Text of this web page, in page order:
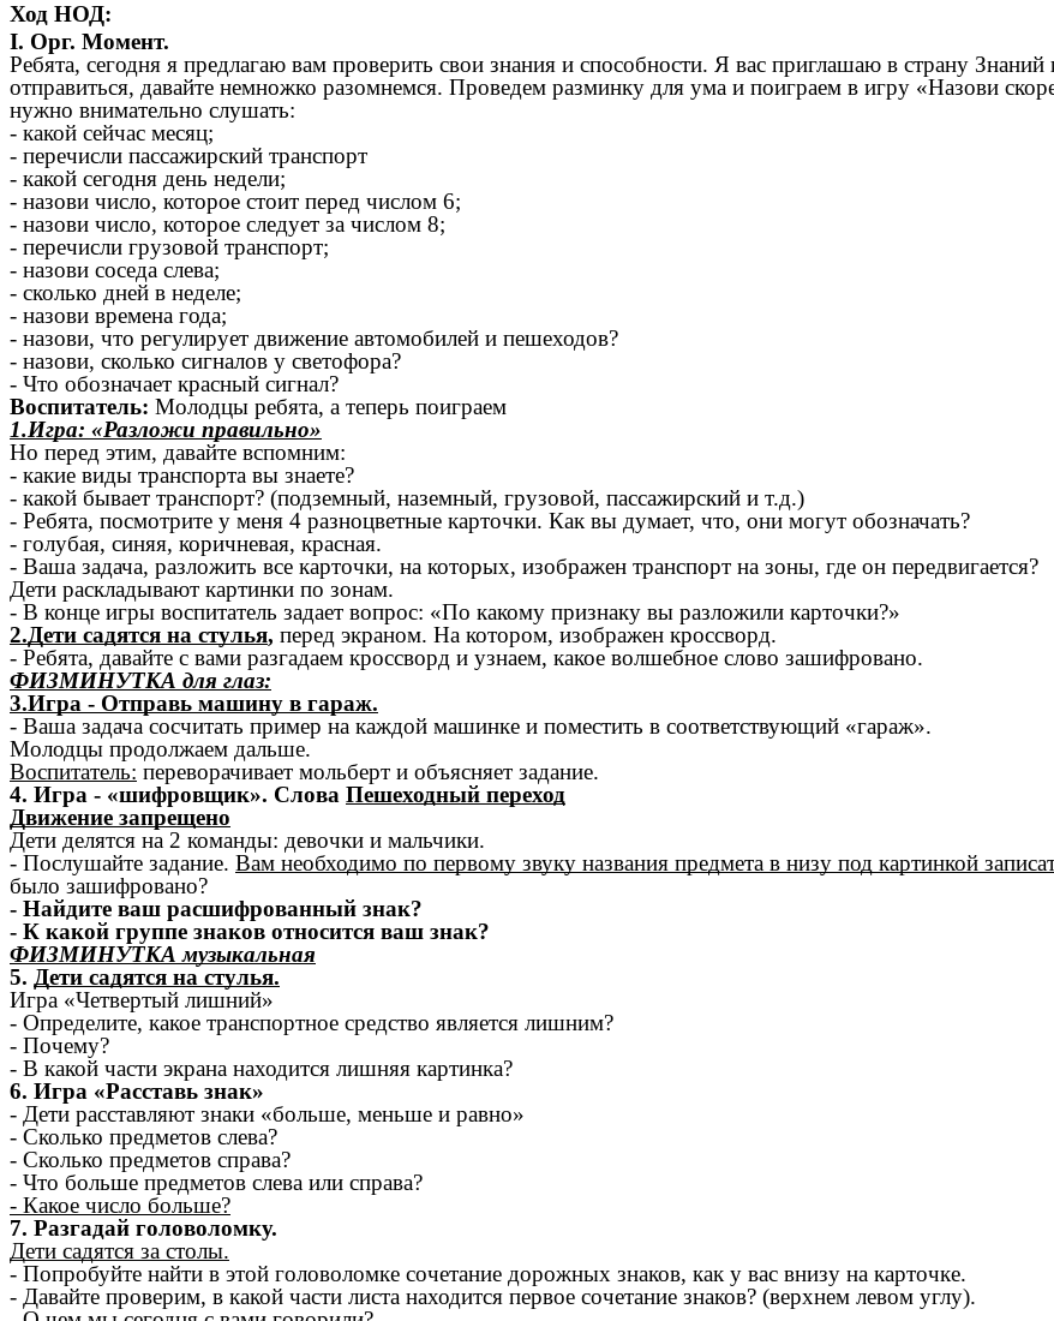
Ход НОД:
I. Орг. Момент.
Ребята, сегодня я предлагаю вам проверить свои знания и способности. Я вас приглашаю в страну
отправиться, давайте немножко разомнемся. Проведем разминку для ума и поиграем в игру «Назови
нужно внимательно слушать:
- какой сейчас месяц;
- перечисли пассажирский транспорт
- какой сегодня день недели;
- назови число, которое стоит перед числом 6;
- назови число, которое следует за числом 8;
- перечисли грузовой транспорт;
- назови соседа слева;
- сколько дней в неделе;
- назови времена года;
- назови, что регулирует движение автомобилей и пешеходов?
- назови, сколько сигналов у светофора?
- Что обозначает красный сигнал?
Воспитатель: Молодцы ребята, а теперь поиграем
1.Игра: «Разложи правильно»
Но перед этим, давайте вспомним:
- какие виды транспорта вы знаете?
- какой бывает транспорт? (подземный, наземный, грузовой, пассажирский и т.д.)
- Ребята, посмотрите у меня 4 разноцветные карточки. Как вы думает, что, они могут обозначать?
- голубая, синяя, коричневая, красная.
- Ваша задача, разложить все карточки, на которых, изображен транспорт на зоны, где он передвигается?
Дети раскладывают картинки по зонам.
- В конце игры воспитатель задает вопрос: «По какому признаку вы разложили карточки?»
2.Дети садятся на стулья, перед экраном. На котором, изображен кроссворд.
- Ребята, давайте с вами разгадаем кроссворд и узнаем, какое волшебное слово зашифровано.
ФИЗМИНУТКА для глаз:
3.Игра - Отправь машину в гараж.
- Ваша задача сосчитать пример на каждой машинке и поместить в соответствующий «гараж».
Молодцы продолжаем дальше.
Воспитатель: переворачивает мольберт и объясняет задание.
4. Игра - «шифровщик». Слова Пешеходный переход
Движение запрещено
Дети делятся на 2 команды: девочки и мальчики.
- Послушайте задание. Вам необходимо по первому звуку названия предмета в низу под картинкой
было зашифровано?
- Найдите ваш расшифрованный знак?
- К какой группе знаков относится ваш знак?
ФИЗМИНУТКА музыкальная
5. Дети садятся на стулья.
Игра «Четвертый лишний»
- Определите, какое транспортное средство является лишним?
- Почему?
- В какой части экрана находится лишняя картинка?
6. Игра «Расставь знак»
- Дети расставляют знаки «больше, меньше и равно»
- Сколько предметов слева?
- Сколько предметов справа?
- Что больше предметов слева или справа?
- Какое число больше?
7. Разгадай головоломку.
Дети садятся за столы.
- Попробуйте найти в этой головоломке сочетание дорожных знаков, как у вас внизу на карточке.
- Давайте проверим, в какой части листа находится первое сочетание знаков? (верхнем левом углу).